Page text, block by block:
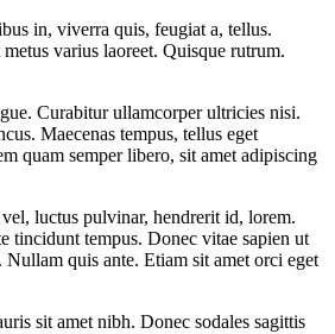
in, viverra quis, feugiat a, tellus.
varius laoreet. Quisque rutrum.
Curabitur ullamcorper ultricies nisi.
Maecenas tempus, tellus eget
quam semper libero, sit amet adipiscing
luctus pulvinar, hendrerit id, lorem.
tincidunt tempus. Donec vitae sapien ut
quis ante. Etiam sit amet orci eget
sit amet nibh. Donec sodales sagittis